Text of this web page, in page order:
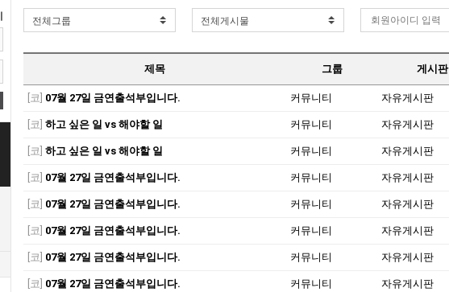
제목 그룹 게시판
[코] 07월 27일 금연출석부입니다. 커뮤니티 자유게시판
[코] 하고 싶은 일 vs 해야할 일 커뮤니티 자유게시판
[코] 하고 싶은 일 vs 해야할 일 커뮤니티 자유게시판
[코] 07월 27일 금연출석부입니다. 커뮤니티 자유게시판
[코] 07월 27일 금연출석부입니다. 커뮤니티 자유게시판
[코] 07월 27일 금연출석부입니다. 커뮤니티 자유게시판
[코] 07월 27일 금연출석부입니다. 커뮤니티 자유게시판
[코] 07월 27일 금연출석부입니다. 커뮤니티 자유게시판